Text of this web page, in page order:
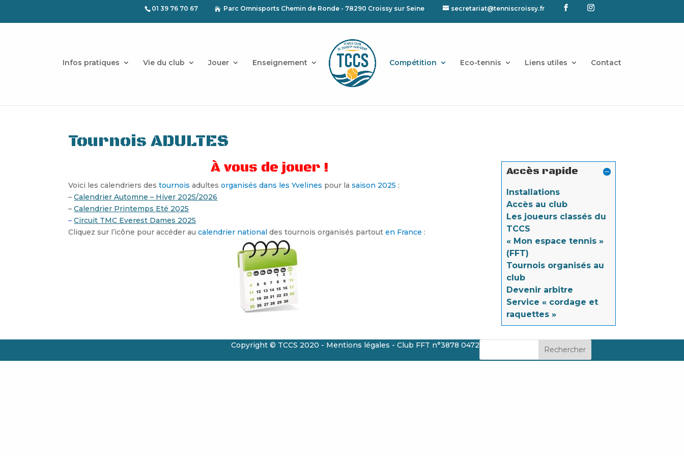
01 39 76 70 67  Parc Omnisports Chemin de Ronde - 78290 Croissy sur Seine secretariat@tenniscroissy.fr
Infos pratiques Vie du club Jouer Enseignement Compétition Eco-tennis Liens utiles Contact
Tournois ADULTES
À vous de jouer !
Voici les calendriers destournois adultesorganisés dans les Yvelines pour lasaison 2025 :
–Calendrier Automne – Hiver 2025/2026
–Calendrier Printemps Eté 2025
–Circuit TMC Everest Dames 2025
Cliquez sur l’icône pour accéder aucalendrier national des tournois organisés partouten France :
Accès rapide
Installations
Accès au club
Les joueurs classés du
TCCS
« Mon espace tennis »
(FFT)
Tournois organisés au
club
Devenir arbitre
Service « cordage et
raquettes »
Copyright © TCCS 2020 - Mentions légales - Club FFT n°3878 0472